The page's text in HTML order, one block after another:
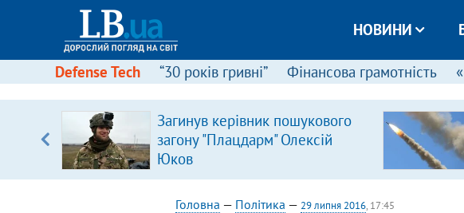
НОВИНИ
Defense Tech “30 років гривні” Фінансова грамотність
Загинув керівник пошукового
загону "Плацдарм" Олексій
Юков
Головна — Політика — 29 липня 2016, 17:45